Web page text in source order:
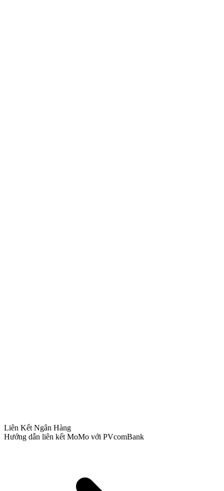
Liên Kết Ngân Hàng
Hướng dẫn liên kết MoMo với PVcomBank